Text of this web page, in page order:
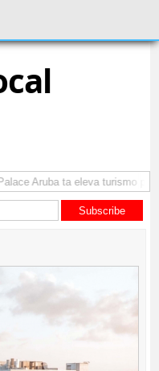
Aruba ta eleva turismo
Subscribe